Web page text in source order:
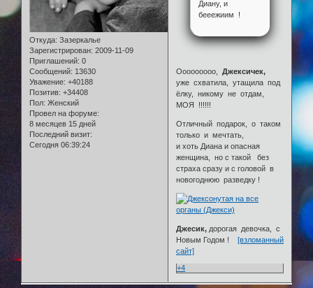
Откуда: Зазеркалье
Зарегистрирован: 2009-11-09
Приглашений: 0
Сообщений: 13630
Уважение: +40188
Позитив: +34408
Пол: Женский
Провел на форуме:
8 месяцев 15 дней
Последний визит:
Сегодня 06:39:24
Диану, и
бееежиим !
Ооооооооо,Джексичек,
уже схватила, утащила под
ёлку, никому не отдам,
МОЯ !!!!!!
Отличный подарок, о таком
только и мечтать,
и хоть Диана и опасная
женщина, но с такой без
страха сразу и с головой в
новогоднюю разведку !
Джесик, дорогая девочка, с
Новым Годом ! [взломанный
сайт]
+4